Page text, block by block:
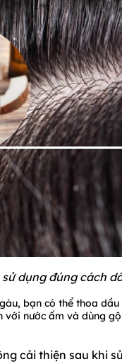
sử dụng đúng cách
bạn có thể thoa
nước ấm và dùng
cải thiện sau khi